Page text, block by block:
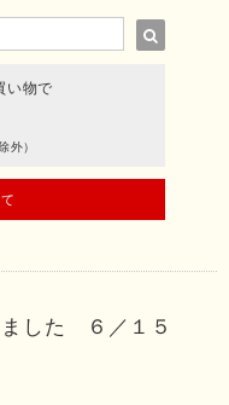
い物で
外）
ました ６／１５